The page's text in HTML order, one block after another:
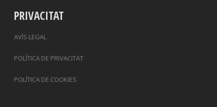
PRIVACITAT
AVÍS LEGAL
POLÍTICA DE PRIVACITAT
POLÍTICA DE COOKIES